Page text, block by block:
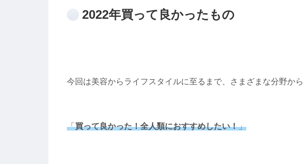
2022年買って良かったもの
今回は美容からライフスタイルに至るまで、さまざまな分野から
「買って良かった！全人類におすすめしたい！」